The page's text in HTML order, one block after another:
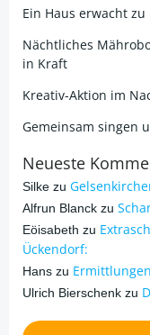
Ein Haus erwacht
Nächtliches
in Kraft
Kreativ-Aktion im
Gemeinsam singen
Neueste
Silke zu
Alfrun Blanck zu
Eöisabeth zu
Ückendorf:
Hans zu
Ulrich Bierschenk zu